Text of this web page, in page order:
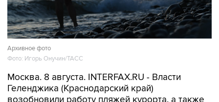
Архивное фото
Фото: Игорь Онучин/ТАСС
Москва. 8 августа. INTERFAX.RU - Власти
Геленджика (Краснодарский край)